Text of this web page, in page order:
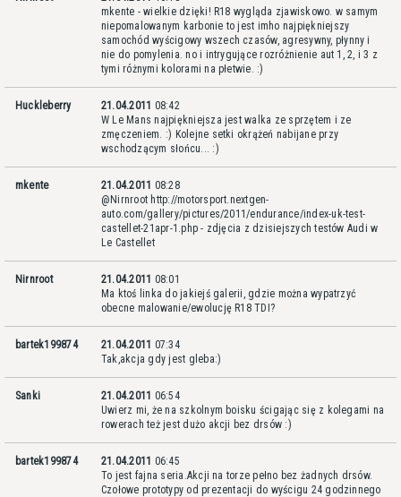
mkente - wielkie dzięki! R18 wygląda zjawiskowo. w samym
niepomalowanym karbonie to jest imho najpiękniejszy
samochód wyścigowy wszech czasów, agresywny, płynny i
nie do pomylenia. no i intrygujące rozróżnienie aut 1, 2, i 3 z
tymi różnymi kolorami na płetwie. :)
Huckleberry 21.04.2011 08:42
W Le Mans najpiękniejsza jest walka ze sprzętem i ze
zmęczeniem. :) Kolejne setki okrążeń nabijane przy
wschodzącym słońcu... :)
mkente 21.04.2011 08:28
@Nirnroot http://motorsport.nextgen-
auto.com/gallery/pictures/2011/endurance/index-uk-test-
castellet-21apr-1.php - zdjęcia z dzisiejszych testów Audi w
Le Castellet
Nirnroot 21.04.2011 08:01
Ma ktoś linka do jakiejś galerii, gdzie można wypatrzyć
obecne malowanie/ewolucję R18 TDI?
bartek199874 21.04.2011 07:34
Tak,akcja gdy jest gleba:)
Sanki 21.04.2011 06:54
Uwierz mi, że na szkolnym boisku ścigając się z kolegami na
rowerach też jest dużo akcji bez drsów :)
bartek199874 21.04.2011 06:45
To jest fajna seria.Akcji na torze pełno bez żadnych drsów.
Czołowe prototypy od prezentacji do wyścigu 24 godzinnego